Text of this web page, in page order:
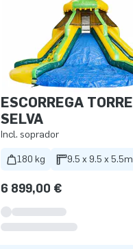
ESCORREGA TORRE
SELVA
Incl. soprador
180 kg 9.5 x 9.5 x 5.5m
6 899,00 €